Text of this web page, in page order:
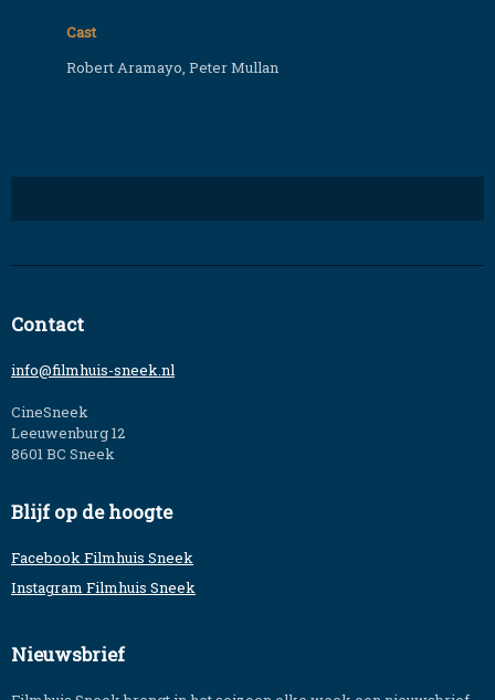
Cast
Robert Aramayo, Peter Mullan
Contact
info@filmhuis-sneek.nl
CineSneek
Leeuwenburg 12
8601 BC Sneek
Blijf op de hoogte
Facebook Filmhuis Sneek
Instagram Filmhuis Sneek
Nieuwsbrief